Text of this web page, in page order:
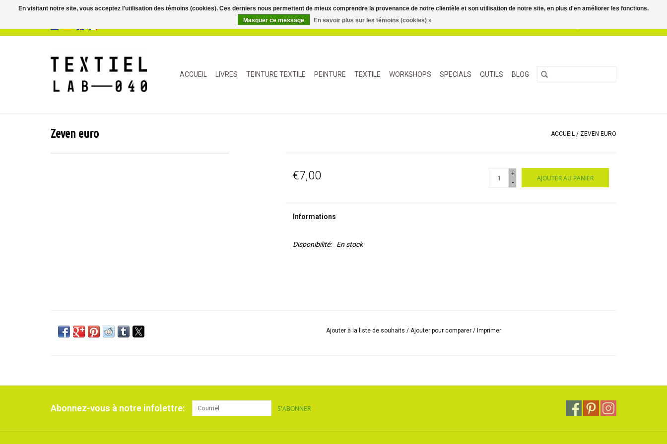
ACCUEIL LIVRES TEINTURE TEXTILE PEINTURE TEXTILE WORKSHOPS SPECIALS OUTILS BLOG
Zeven euro ACCUEIL / ZEVEN EURO
€7,00
+
-
AJOUTER AU PANIER
Informations
Disponibilité: En stock
Ajouter à la liste de souhaits/Ajouter pour comparer/ Imprimer
Abonnez-vous à notre infolettre: S'ABONNER
En visitant notre site, vous acceptez l'utilisation des témoins (cookies). Ces derniers nous permettent de mieux comprendre la provenance de notre clientèle et son utilisation de notre site, en plus d'en améliorer les fonctions.
Masquer ce message
En savoir plus sur les témoins (cookies) »